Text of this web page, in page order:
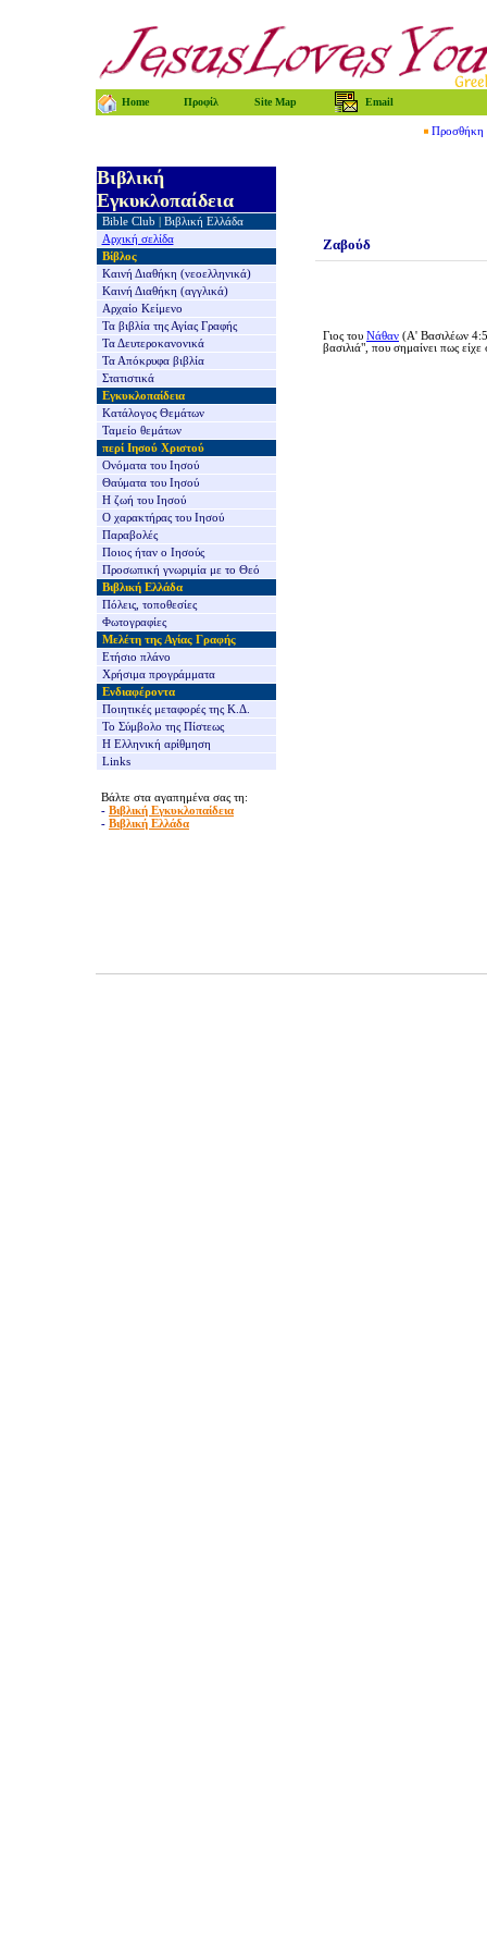
Home Προφίλ Site Map Email
Προσθήκη
Βιβλική
Εγκυκλοπαίδεια
Bible Club
Βιβλική Ελλάδα
Αρχική σελίδα
Βίβλος
Καινή Διαθήκη (νεοελληνικά)
Καινή Διαθήκη (αγγλικά)
Αρχαίο Κείμενο
Τα βιβλία τηςΑγίας Γραφής
Τα Δευτεροκανονικά
Τα Απόκρυφα βιβλία
Στατιστικά
Εγκυκλοπαίδεια
Κατάλογος Θεμάτων
Ταμείο θεμάτων
περί Ιησού Χριστού
Ονόματα του Ιησού
Θαύματα του Ιησού
Η ζωή του Ιησού
Ο χαρακτήρας του Ιησού
Παραβολές
Ποιος ήταν ο Ιησούς
Προσωπική γνωριμία με το Θεό
Βιβλική Ελλάδα
Πόλεις, τοποθεσίες
Φωτογραφίες
Μελέτη της Αγίας Γραφής
Ετήσιο πλάνο
Χρήσιμα προγράμματα
Ενδιαφέροντα
Ποιητικές μεταφορές της Κ.Δ.
Το Σύμβολο της Πίστεως
Η Ελληνική αρίθμηση
Links
Βάλτε στα αγαπημένα σας τη:
- Βιβλική Εγκυκλοπαίδεια
- Βιβλική Ελλάδα
Ζαβούδ
Γιος του Νάθαν (Α' Βασιλέων
βασιλιά", που σημαίνει πως